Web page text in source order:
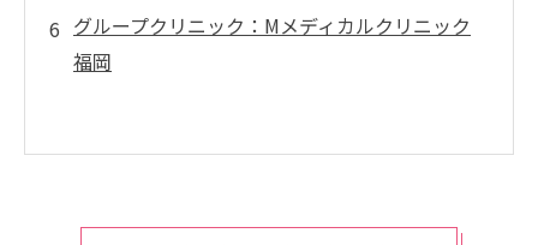
グループクリニック：Mメディカルクリニック
福岡